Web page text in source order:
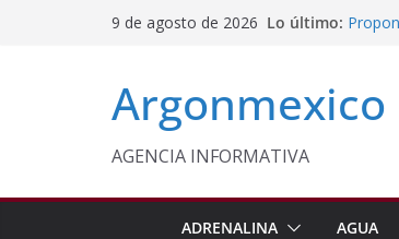
9 de agosto de 2026 Lo último: Nuevo
Café
Argonmexico
AGENCIA INFORMATIVA
ADRENALINA AGUA